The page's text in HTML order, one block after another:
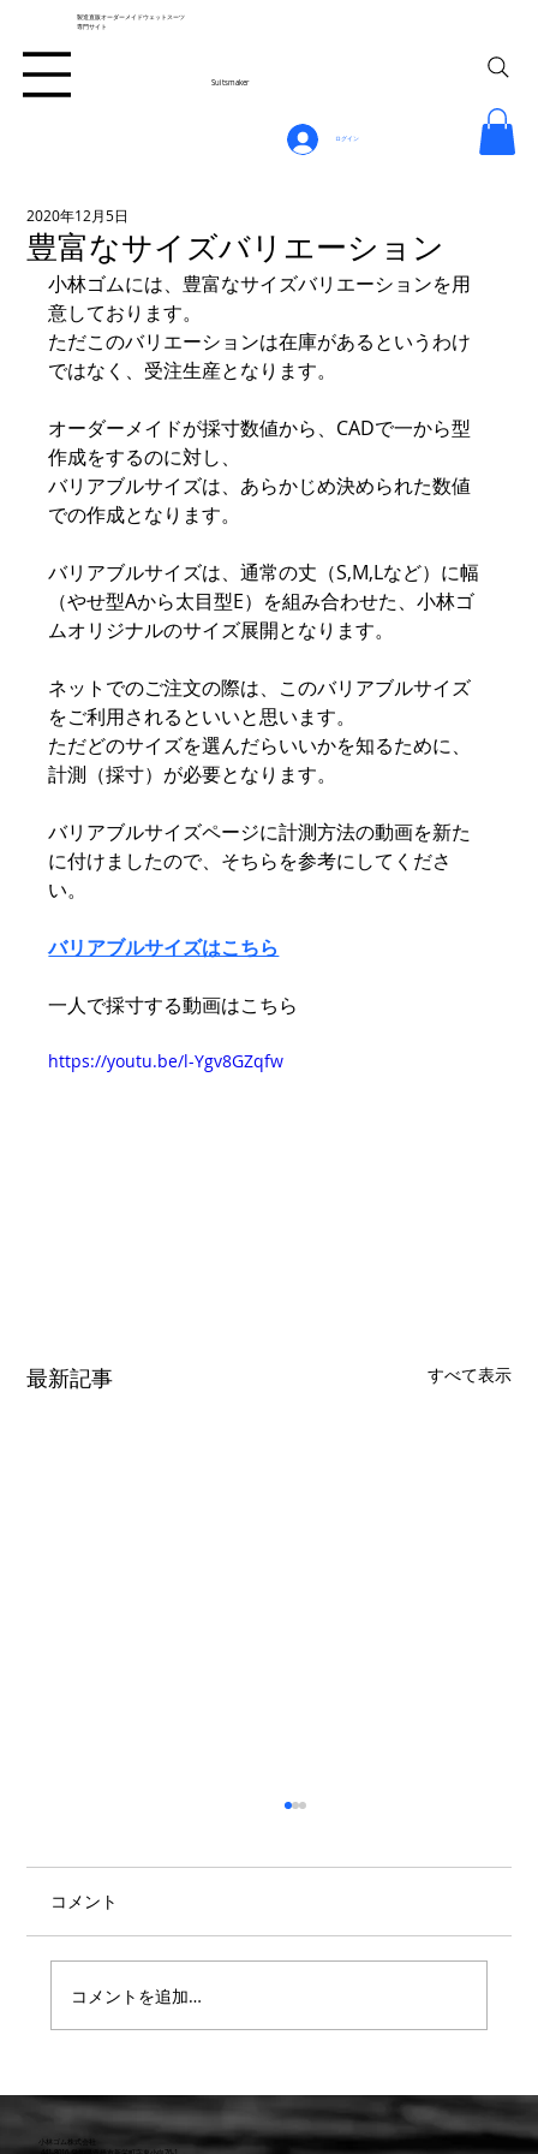
Suitsmaker
製造直販オーダーメイドウェットスーツ
専門サイト
ログイン
豊富なサイズバリエーション
2020年12月5日
小林ゴムには、豊富なサイズバリエーションを用
意しております。
ただこのバリエーションは在庫があるというわけ
ではなく、受注生産となります。
オーダーメイドが採寸数値から、CADで一から型
作成をするのに対し、
バリアブルサイズは、あらかじめ決められた数値
での作成となります。
バリアブルサイズは、通常の丈（S,M,Lなど）に幅
（やせ型Aから太目型E）を組み合わせた、小林ゴ
ムオリジナルのサイズ展開となります。
ネットでのご注文の際は、このバリアブルサイズ
をご利用されるといいと思います。
ただどのサイズを選んだらいいかを知るために、
計測（採寸）が必要となります。
バリアブルサイズページに計測方法の動画を新た
に付けましたので、そちらを参考にしてくださ
い。
バリアブルサイズはこちら
一人で採寸する動画はこちら
https://youtu.be/l-Ygv8GZqfw
最新記事 すべて表示
らせ
コメント
コメントを追加…
小林ゴム株式会社